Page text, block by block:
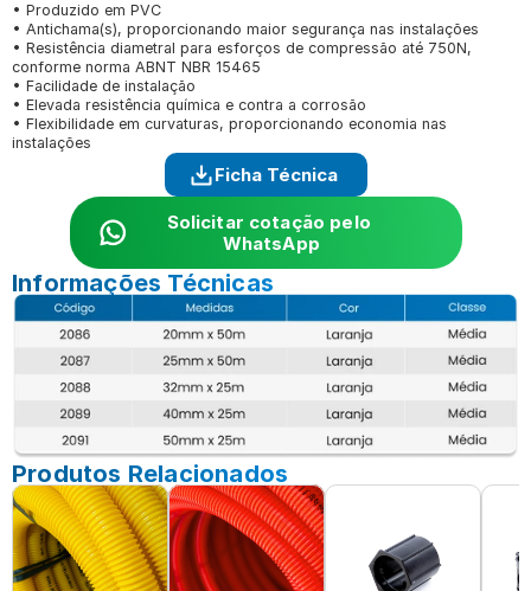
Ficha Técnica
• Produzido em PVC
• Antichama(s), proporcionando maior segurança nas instalações
• Resistência diametral para esforços de compressão até 750N,
conforme norma ABNT NBR 15465
• Facilidade de instalação
• Elevada resistência química e contra a corrosão
• Flexibilidade em curvaturas, proporcionando economia nas
instalações
Solicitar cotação pelo
WhatsApp
Informações Técnicas
Produtos Relacionados